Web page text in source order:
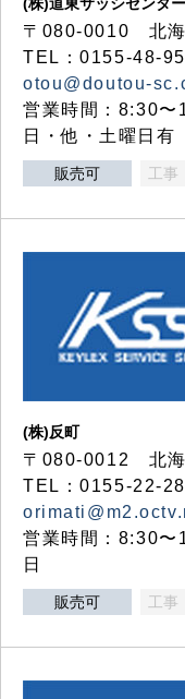
〒080-0010 北海
TEL：0155-48-
otou@doutou-
営業時間：8:30〜
日・他・土曜日有
販売可 工事
(株)反町
〒080-0012 北海
TEL：0155-22-
営業時間：8:30〜
日
販売可 工事